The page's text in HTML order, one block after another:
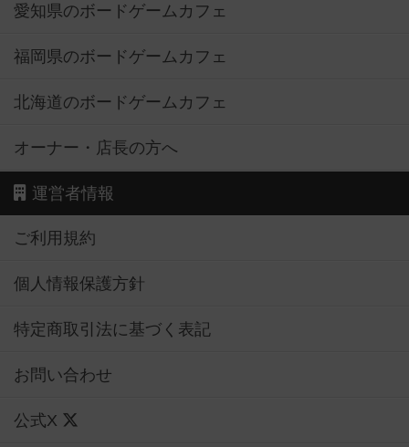
愛知県のボードゲームカフェ
福岡県のボードゲームカフェ
北海道のボードゲームカフェ
オーナー・店長の方へ
運営者情報
ご利用規約
個人情報保護方針
特定商取引法に基づく表記
お問い合わせ
公式X